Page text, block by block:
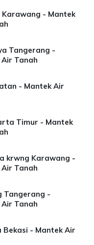
Karawang - Mantek
Tangerang -
Tanah
- Mantek Air
Timur - Mantek
krwng Karawang -
Tanah
Tangerang -
Tanah
Bekasi - Mantek Air